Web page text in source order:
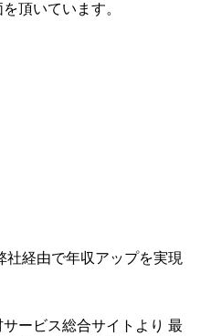
頂いています。
社経由で年収アップを実現
ービス総合サイトより 最